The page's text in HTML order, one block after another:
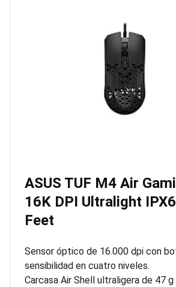
ASUS TUF M4 Air
16K DPI Ultralight
Feet
Sensor óptico de 16.000 dpi con
sensibilidad en cuatro niveles.
Carcasa Air Shell ultraligera de 47